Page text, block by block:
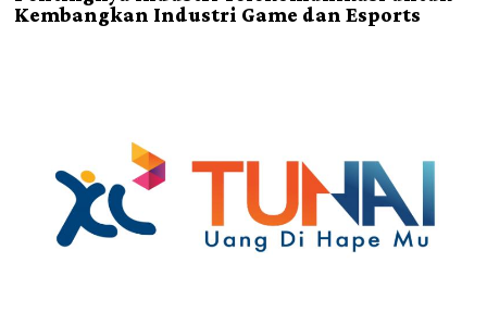
Kembangkan Industri Game dan Esports